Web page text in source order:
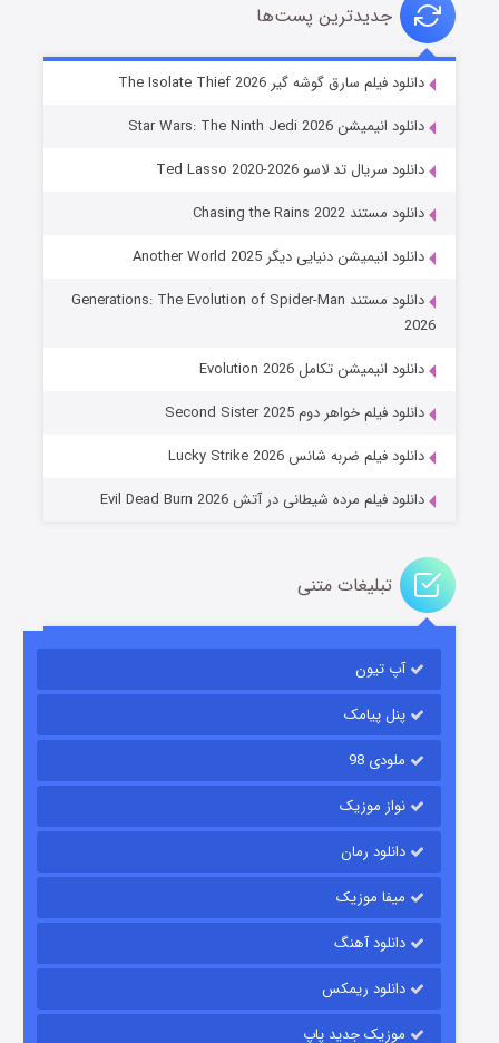
خاندان اژدها فصل ۳
جادوگری در مغولستان
باب اسفنجی فصل ۱۷
قسمت۶ (زیرنویس) منتشر شد
قسمت۱۵ (دوبله) منتشر شد
جدیدترین پست‌ها
دانلود فیلم سارق گوشه گیر The Isolate Thief 2026
دانلود انیمیشن Star Wars: The Ninth Jedi 2026
دانلود سریال تد لاسو Ted Lasso 2020-2026
دانلود مستند Chasing the Rains 2022
دانلود انیمیشن دنیایی دیگر Another World 2025
دانلود مستند Generations: The Evolution of Spider-Man
2026
دانلود انیمیشن تکامل Evolution 2026
دانلود فیلم خواهر دوم Second Sister 2025
دانلود فیلم ضربه شانس Lucky Strike 2026
دانلود فیلم مرده شیطانی در آتش Evil Dead Burn 2026
تبلیغات متنی
آپ تیون
پنل پیامک
ملودی 98
نواز موزیک
دانلود رمان
میفا موزیک
دانلود آهنگ
دانلود ریمکس
موزیک جدید پاپ